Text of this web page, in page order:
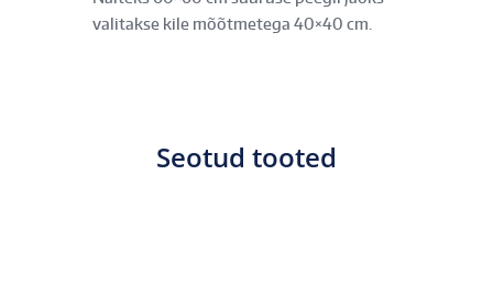
valitakse kile mõõtmetega 40×40 cm.
Seotud tooted